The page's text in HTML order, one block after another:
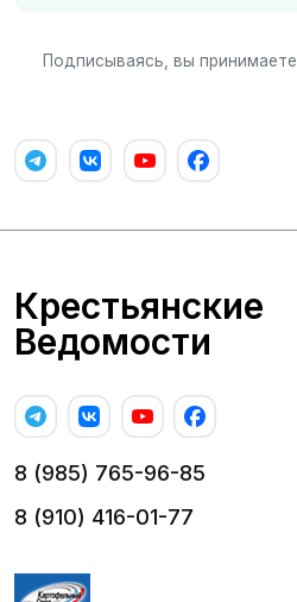
Подписываясь, вы принимаете
Крестьянские
Ведомости
8 (985) 765-96-85
8 (910) 416-01-77